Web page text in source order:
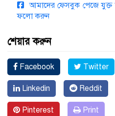
আমাদের ফেসবুক পেজে যুক্ত
ফলো করুন
শেয়ার করুন
Facebook Twitter
Linkedin Reddit
Pinterest Print